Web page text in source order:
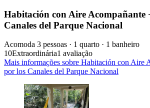
Habitación con Aire Acompañante
Canales del Parque Nacional
Acomoda 3 pessoas · 1 quarto · 1 banheiro
10Extraordinária1 avaliação
Mais informações sobre Habitación con Aire
por los Canales del Parque Nacional